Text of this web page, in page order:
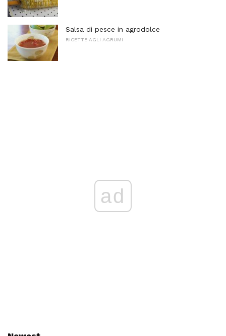
Salsa di pesce in agrodolce
RICETTE AGLI AGRUMI
ad